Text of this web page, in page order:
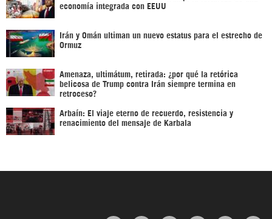
economía integrada con EEUU
Irán y Omán ultiman un nuevo estatus para el estrecho de
Ormuz
Amenaza, ultimátum, retirada: ¿por qué la retórica
belicosa de Trump contra Irán siempre termina en
retroceso?
Arbaín: El viaje eterno de recuerdo, resistencia y
renacimiento del mensaje de Karbala